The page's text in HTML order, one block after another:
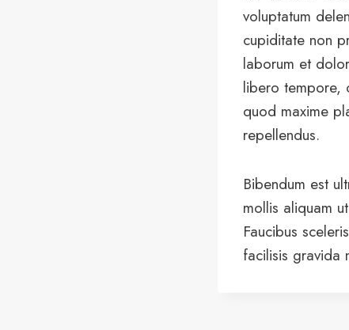
voluptatum
cupiditate non
laborum et
libero tempore,
quod maxime
repellendus.
Bibendum est
mollis aliquam
Faucibus
facilisis gravida